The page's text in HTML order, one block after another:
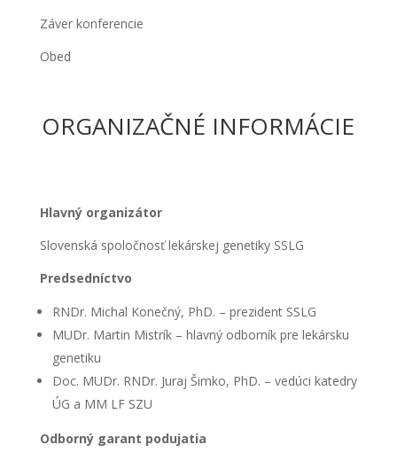
Záver konferencie
Obed
ORGANIZAČNÉ INFORMÁCIE
Hlavný organizátor
Slovenská spoločnosť lekárskej genetiky SSLG
Predsedníctvo
RNDr. Michal Konečný, PhD. – prezident SSLG
MUDr. Martin Mistrík – hlavný odborník pre lekársku
genetiku
Doc. MUDr. RNDr. Juraj Šimko, PhD. – vedúci katedry
ÚG a MM LF SZU
Odborný garant podujatia